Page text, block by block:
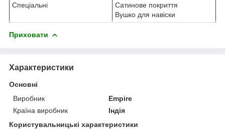
Спеціальні
Сатинове покриття
Вушко для навіски
Приховати
Характеристики
Основні
Виробник
Empire
Країна виробник
Індія
Користувальницькі характеристики